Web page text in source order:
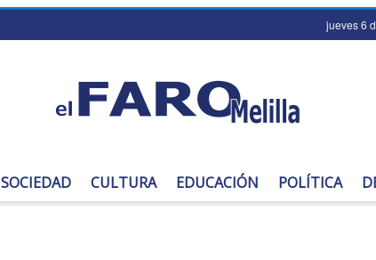
jueves 6
SOCIEDAD CULTURA EDUCACIÓN POLÍTICA